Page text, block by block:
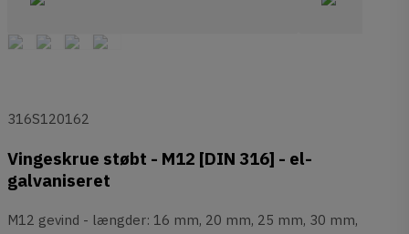
316S120162
Vingeskrue støbt - M12 [DIN 316] - el-
galvaniseret
M12 gevind - længder: 16 mm, 20 mm, 25 mm, 30 mm,